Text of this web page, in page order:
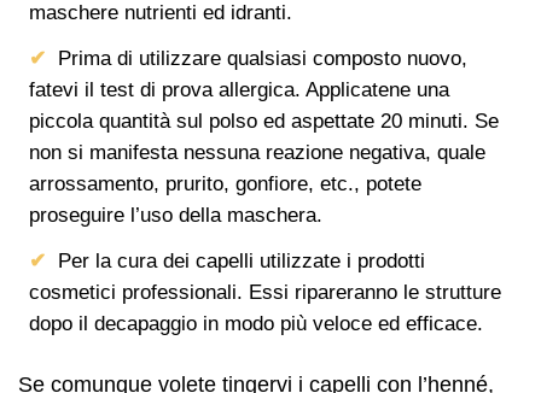
maschere nutrienti ed idranti.
Prima di utilizzare qualsiasi composto nuovo,
fatevi il test di prova allergica. Applicatene una
piccola quantità sul polso ed aspettate 20 minuti. Se
non si manifesta nessuna reazione negativa, quale
arrossamento, prurito, gonfiore, etc., potete
proseguire l’uso della maschera.
Per la cura dei capelli utilizzate i prodotti
cosmetici professionali. Essi ripareranno le strutture
dopo il decapaggio in modo più veloce ed efficace.
Se comunque volete tingervi i capelli con l’henné,